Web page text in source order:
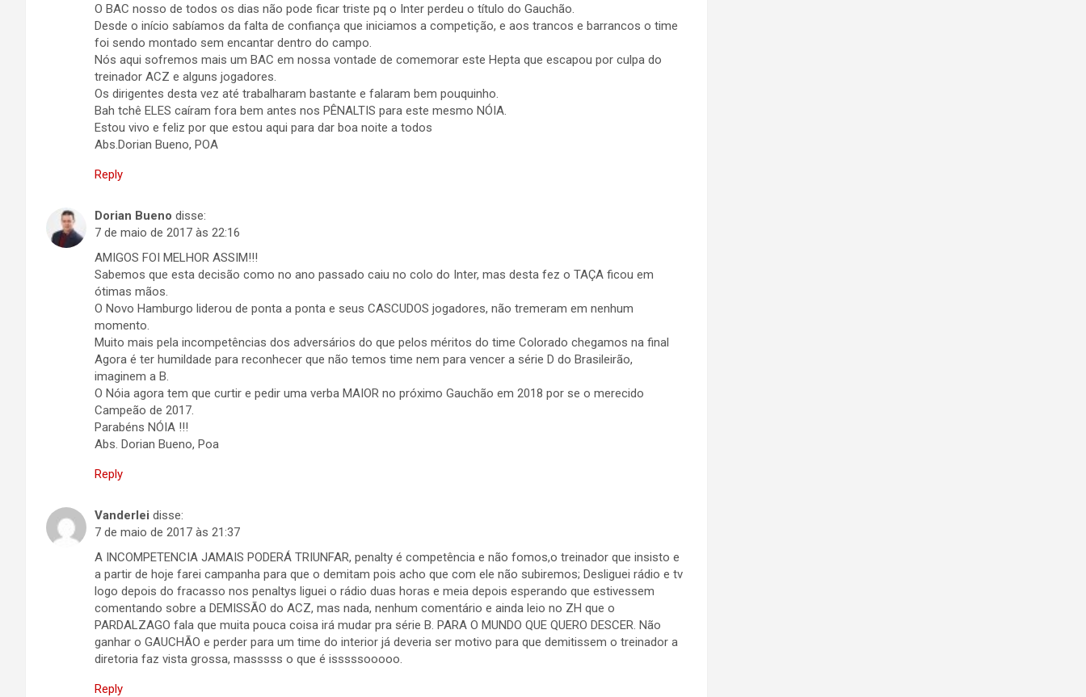
O BAC nosso de todos os dias não pode ficar triste pq o Inter perdeu o título do Gauchão.
Desde o início sabíamos da falta de confiança que iniciamos a competição, e aos trancos e barrancos o time
foi sendo montado sem encantar dentro do campo.
Nós aqui sofremos mais um BAC em nossa vontade de comemorar este Hepta que escapou por culpa do
treinador ACZ e alguns jogadores.
Os dirigentes desta vez até trabalharam bastante e falaram bem pouquinho.
Bah tchê ELES caíram fora bem antes nos PÊNALTIS para este mesmo NÓIA.
Estou vivo e feliz por que estou aqui para dar boa noite a todos
Abs.Dorian Bueno, POA
Reply
Dorian Bueno disse:
7 de maio de 2017 às 22:16
AMIGOS FOI MELHOR ASSIM!!!
Sabemos que esta decisão como no ano passado caiu no colo do Inter, mas desta fez o TAÇA ficou em
ótimas mãos.
O Novo Hamburgo liderou de ponta a ponta e seus CASCUDOS jogadores, não tremeram em nenhum
momento.
Muito mais pela incompetências dos adversários do que pelos méritos do time Colorado chegamos na final
Agora é ter humildade para reconhecer que não temos time nem para vencer a série D do Brasileirão,
imaginem a B.
O Nóia agora tem que curtir e pedir uma verba MAIOR no próximo Gauchão em 2018 por se o merecido
Campeão de 2017.
Parabéns NÓIA !!!
Abs. Dorian Bueno, Poa
Reply
Vanderlei disse:
7 de maio de 2017 às 21:37
A INCOMPETENCIA JAMAIS PODERÁ TRIUNFAR, penalty é competência e não fomos,o treinador que insisto e
a partir de hoje farei campanha para que o demitam pois acho que com ele não subiremos; Desliguei rádio e tv
logo depois do fracasso nos penaltys liguei o rádio duas horas e meia depois esperando que estivessem
comentando sobre a DEMISSÃO do ACZ, mas nada, nenhum comentário e ainda leio no ZH que o
PARDALZAGO fala que muita pouca coisa irá mudar pra série B. PARA O MUNDO QUE QUERO DESCER. Não
ganhar o GAUCHÃO e perder para um time do interior já deveria ser motivo para que demitissem o treinador a
diretoria faz vista grossa, masssss o que é isssssooooo.
Reply